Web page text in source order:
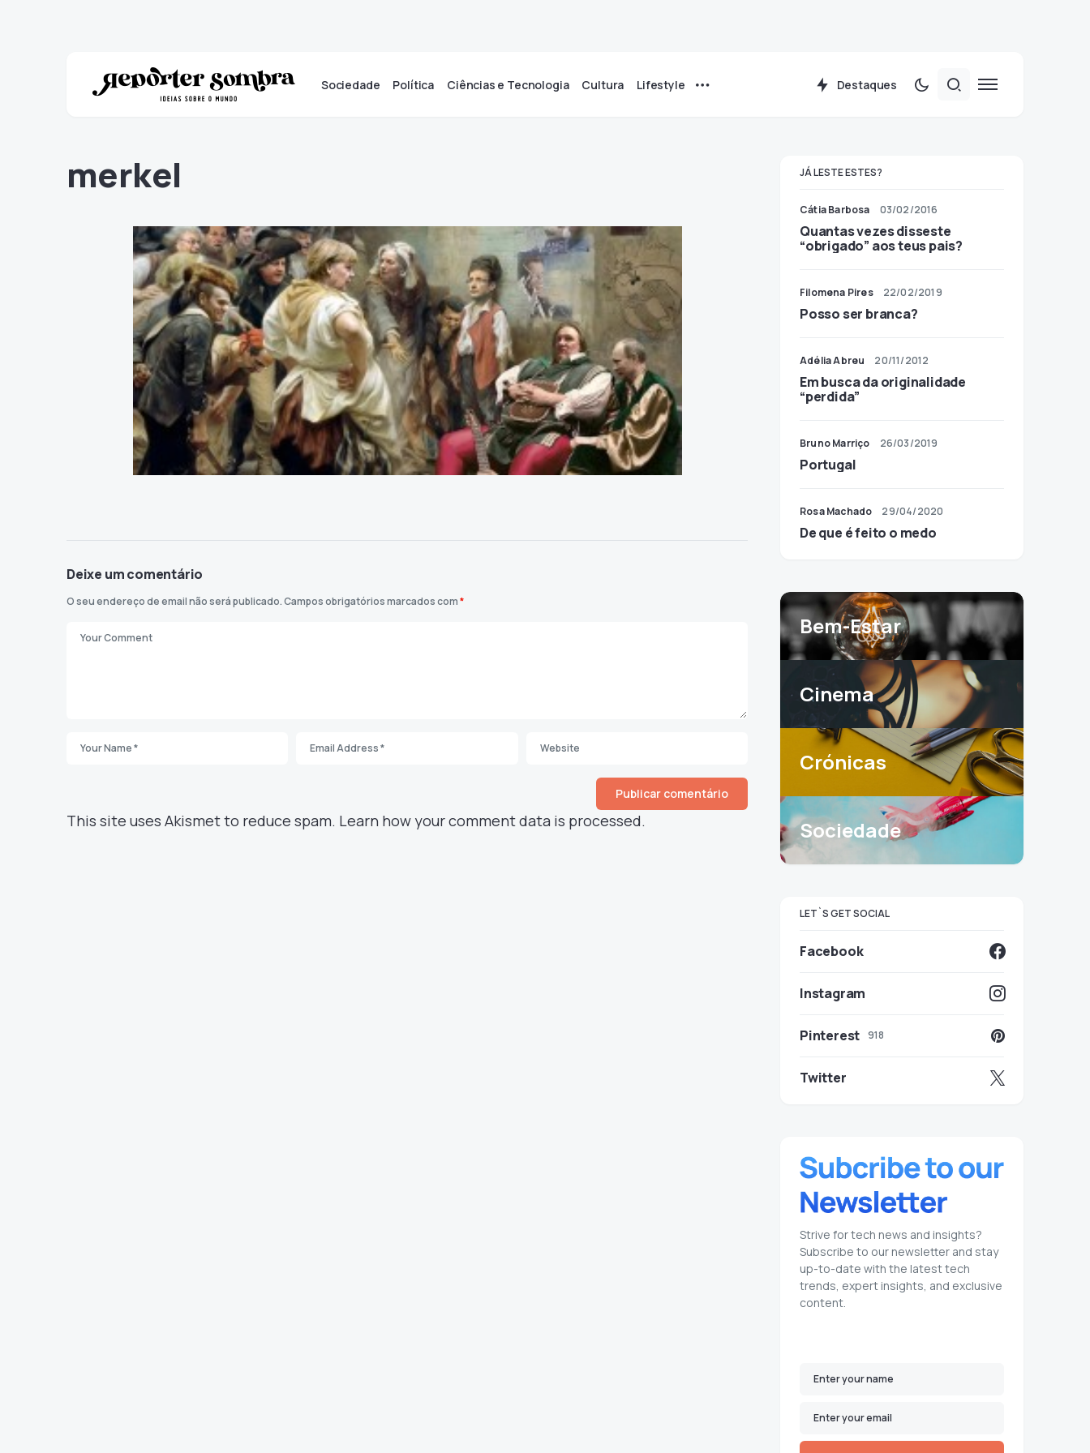
Sociedade Política Ciências e Tecnologia Cultura Lifestyle Destaques
merkel
Deixe um comentário
O seu endereço de email não será publicado.Campos obrigatórios marcados com*
This site uses Akismet to reduce spam. Learn how your comment data is processed.
JÁ LESTE ESTES?
Cátia Barbosa 03/02/2016
Quantas vezes disseste
“obrigado” aos teus pais?
Filomena Pires 22/02/2019
Posso ser branca?
Adélia Abreu 20/11/2012
Em busca da originalidade
“perdida”
Bruno Marriço 26/03/2019
Portugal
Rosa Machado 29/04/2020
De que é feito o medo
Bem-Estar
Cinema
Crónicas
Sociedade
LET`S GET SOCIAL
Facebook
Instagram
Pinterest 918
Twitter
Strive for tech news and insights?
Subscribe to our newsletter and stay
up-to-date with the latest tech
trends, expert insights, and exclusive
content.